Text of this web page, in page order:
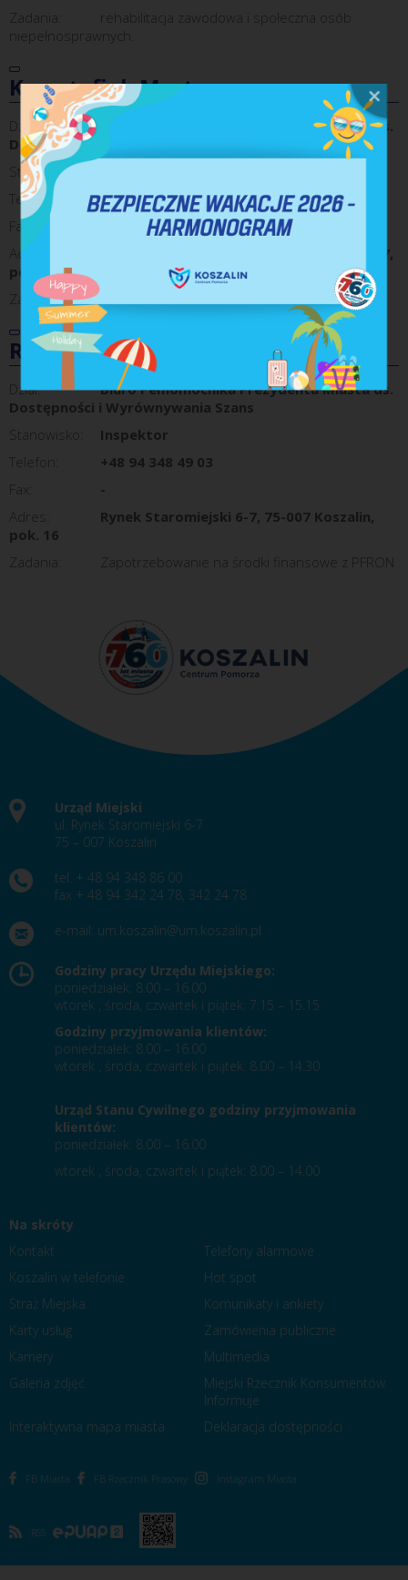
Zadania:
rehabilitacja zawodowa i społeczna osób
niepełnosprawnych.
Krysztofiak Marta
Dział:
Biuro Pełnomocnika Prezydenta Miasta ds.
Dostępności i Wyrównywania Szans
Stanowisko:
Telefon:
+ 48 94 348 87 17
Fax:
Adres:
75-007 Koszalin, ul. Rynek Staromiejski 6-7,
pok.53
Zadania:
Rotnicka Elżbieta
Dział:
Biuro Pełnomocnika Prezydenta Miasta ds.
Dostępności i Wyrównywania Szans
Stanowisko:
Inspektor
Telefon:
+48 94 348 49 03
Fax:
-
Adres:
Rynek Staromiejski 6-7, 75-007 Koszalin,
pok. 16
Zadania:
Zapotrzebowanie na środki finansowe z PFRON
Urząd Miejski
ul. Rynek Staromiejski 6-7
75 – 007 Koszalin
tel. + 48 94 348 86 00
fax + 48 94 342 24 78, 342 24 78
e-mail: um.koszalin@um.koszalin.pl
Godziny pracy Urzędu Miejskiego:
poniedziałek: 8.00 – 16.00
wtorek , środa, czwartek i piątek: 7.15 – 15.15
Godziny przyjmowania klientów:
poniedziałek: 8.00 – 16.00
wtorek , środa, czwartek i piątek: 8.00 – 14.30
Urząd Stanu Cywilnego godziny przyjmowania
klientów:
poniedziałek: 8.00 – 16.00
wtorek , środa, czwartek i piątek: 8.00 – 14.00
Na skróty
Kontakt
Telefony alarmowe
Koszalin w telefonie
Hot spot
Straż Miejska
Komunikaty i ankiety
Karty usług
Zamówienia publiczne
Kamery
Multimedia
Galeria zdjęć
Miejski Rzecznik Konsumentów
Informuje
Interaktywna mapa miasta
Deklaracja dostępności
FB Miasta FB Rzecznik Prasowy Instagram Miasta
RSS